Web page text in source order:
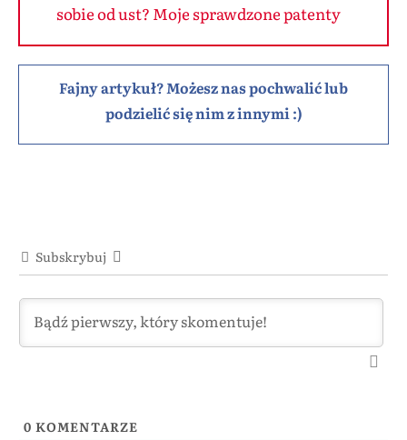
sobie od ust? Moje sprawdzone patenty
Fajny artykuł? Możesz nas pochwalić lub
podzielić się nim z innymi :)
Subskrybuj
0 KOMENTARZE